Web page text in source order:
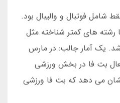
شامل فوتبال و والیبال بود.
رشته های کمتر شناخته مثل
یک آمار جالب: در مارس
کاربران فعال بت فا در بخش ورزشی
می دهد که بت فا ورزشی